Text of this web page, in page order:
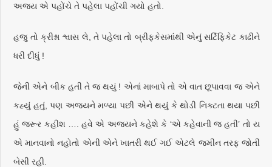
અજય એ પહોંચે તે પહેલા પહોંચી ગયો હતો.
હજુ તો ક્રીશ્ના શ્વાસ લે, તે પહેલા તો બ્રીફકેસમાંથી એનું સર્ટિફિકેટ કાઢીને
ધરી દીધું !
જેની એને બીક હતી તે જ થયું ! એનાં માબાપે તો એ વાત છૂપાવવા જ એને
કહ્યું હતું, પણ અજયને મળ્યા પછી એને થયું કે થોડી નિક્ટતા થયા પછી
હું જરૂર કહીશ …. હવે એ અજયને કહેશે કે ‘એ કહેવાની જ હતી’ તો ય
એ માનવાનો નહોતો એની એને ખાતરી થઈ ગઈ એટલે જમીન તરફ જોતી
બેસી રહી.